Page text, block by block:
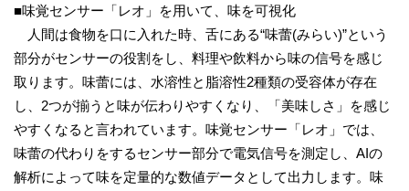
■味覚センサー「レオ」を用いて、味を可視化
人間は食物を口に入れた時、舌にある“味蕾(みらい)”という
部分がセンサーの役割をし、料理や飲料から味の信号を感じ
取ります。味蕾には、水溶性と脂溶性2種類の受容体が存在
し、2つが揃うと味が伝わりやすくなり、「美味しさ」を感じ
やすくなると言われています。味覚センサー「レオ」では、
味蕾の代わりをするセンサー部分で電気信号を測定し、AIの
解析によって味を定量的な数値データとして出力します。味